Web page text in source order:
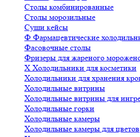
Столы комбинированные
Столы морозильные
Суши кейсы
Ф Фармацевтические
Фасовочные столы
Фризеры для жареного
Х Холодильники для косметики
Холодильники для хранения
Холодильные витрины
Холодильные витрины для
Холодильные горки
Холодильные камеры
Холодильные камеры для цветов